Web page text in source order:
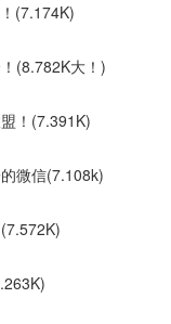
(7.174K)
(8.782K大！)
！(7.391K)
微信(7.108k)